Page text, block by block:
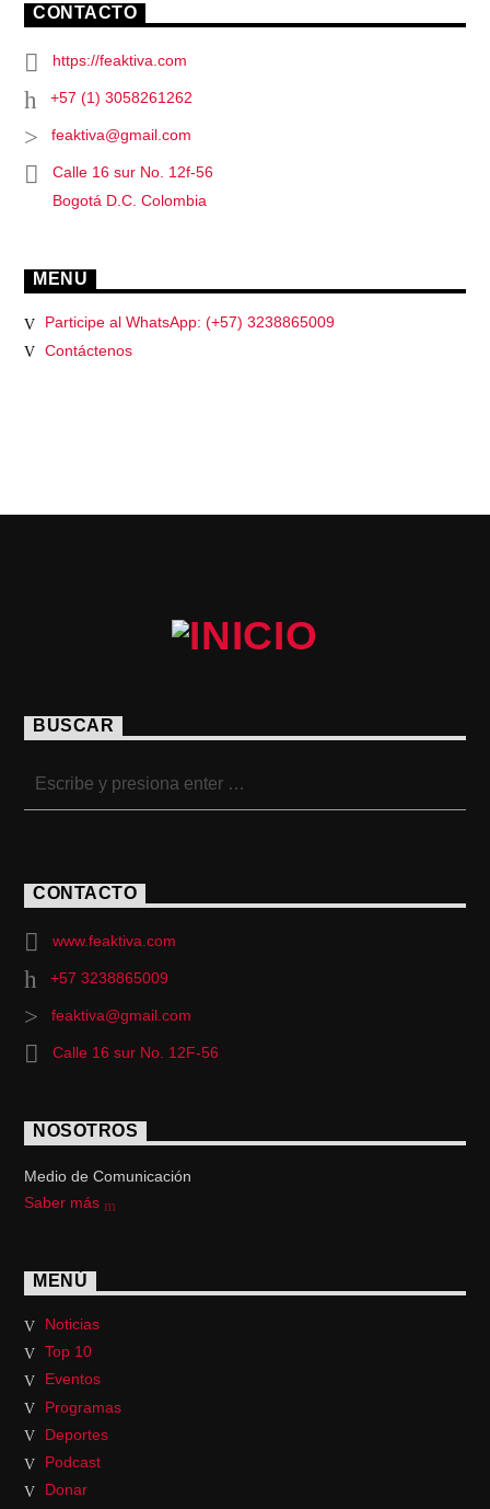
CONTACTO
https://feaktiva.com
+57 (1) 3058261262
feaktiva@gmail.com
Calle 16 sur No. 12f-56
Bogotá D.C. Colombia
MENU
Participe al WhatsApp: (+57) 3238865009
Contáctenos
BUSCAR
CONTACTO
www.feaktiva.com
+57 3238865009
feaktiva@gmail.com
Calle 16 sur No. 12F-56
NOSOTROS
Medio de Comunicación
Saber más
MENÚ
Noticias
Top 10
Eventos
Programas
Deportes
Podcast
Donar